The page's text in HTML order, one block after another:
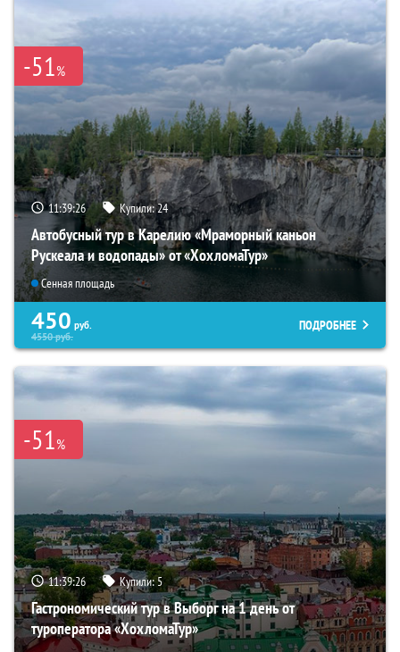
-51%
11:39:25 Купили:24
Автобусный тур в Карелию «Мраморный каньон
Рускеала и водопады» от «ХохломаТур»
Сенная площадь
450 руб.
4550руб.
ПОДРОБНЕЕ
-51%
11:39:25 Купили:5
Гастрономический тур в Выборг на 1 день от
туроператора «ХохломаТур»